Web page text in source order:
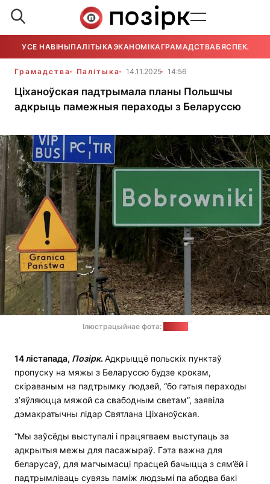
УСЕ НАВІНЫПАЛІТЫКАЭКАНОМІКАГРАМАДСТВАБЯСПЕКА
Грамадства Палітыка 14.11.2025 14:56
Ціханоўская падтрымала планы Польшчы
адкрыць памежныя пераходы з Беларуссю
Ілюстрацыйнае фота:
14 лістапада, Позірк. Адкрыццё польскіх пунктаў
пропуску на мяжы з Беларуссю будзе крокам,
скіраваным на падтрымку людзей, “бо гэтыя пераходы
з’яўляюцца мяжой са свабодным светам”, заявіла
дэмакратычны лідар Святлана Ціханоўская.
“Мы заўсёды выступалі і працягваем выступаць за
адкрытыя межы для пасажыраў. Гэта важна для
беларусаў, для магчымасці прасцей бачыцца з сям’ёй і
падтрымліваць сувязь паміж людзьмі па абодва бакі